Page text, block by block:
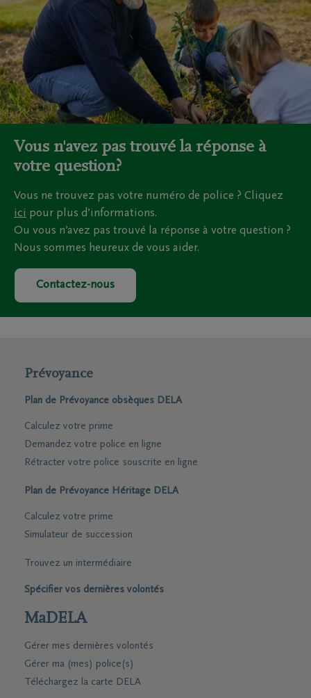
avantages d'une assurance obsèques DELA.
En savoir plus
Vous n'avez pas trouvé la réponse à
votre question?
Vous ne trouvez pas votre numéro de police ? Cliquez
ici pour plus d’informations.
Ou vous n’avez pas trouvé la réponse à votre question ?
Nous sommes heureux de vous aider.
Contactez-nous
Prévoyance
Plan de Prévoyance obsèques DELA
Calculez votre prime
Demandez votre police en ligne
Rétracter votre police souscrite en ligne
Plan de Prévoyance Héritage DELA
Calculez votre prime
Simulateur de succession
Trouvez un intermédiaire
Spécifier vos dernières volontés
MaDELA
Gérer mes dernières volontés
Gérer ma (mes) police(s)
Téléchargez la carte DELA